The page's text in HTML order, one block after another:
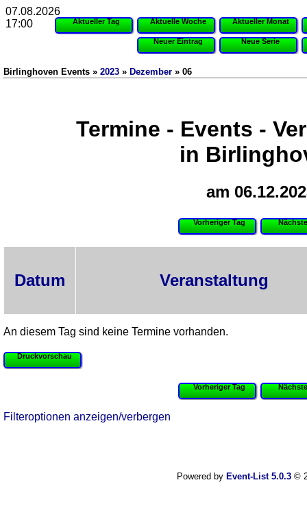
Aktueller Tag Aktuelle Woche Aktueller Monat
Neuer Eintrag Neue Serie
Birlinghoven Events » 2023 » Dezember » 06
Termine - Events -
in
am
Vorheriger Tag
Datum Veranstaltung
An diesem Tag sind keine Termine vorhanden.
Druckvorschau
Vorheriger Tag
Filteroptionen anzeigen/verbergen
Powered by Event-List 5.0.3©
07.08.2026
17:00